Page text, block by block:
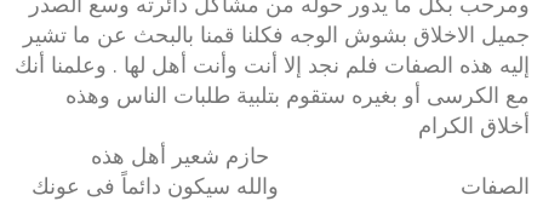
جميل الاخلاق بشوش الوجه فكلنا قمنا بالبحث عن ما تشير
إليه هذه الصفات فلم نجد إلا أنت وأنت أهل لها . وعلمنا أنك
مع الكرسى أو بغيره ستقوم بتلبية طلبات الناس وهذه
أخلاق الكرام
حازم شعير أهل هذه
الصفات والله سيكون دائماً فى عونك